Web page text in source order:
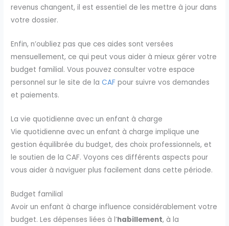
revenus changent, il est essentiel de les mettre à jour dans
votre dossier.
Enfin, n’oubliez pas que ces aides sont versées
mensuellement, ce qui peut vous aider à mieux gérer votre
budget familial. Vous pouvez consulter votre espace
personnel sur le site de laCAF pour suivre vos demandes
et paiements.
La vie quotidienne avec un enfant à charge
Vie quotidienne avec un enfant à charge implique une
gestion équilibrée du budget, des choix professionnels, et
le soutien de la CAF. Voyons ces différents aspects pour
vous aider à naviguer plus facilement dans cette période.
Budget familial
Avoir un enfant à charge influence considérablement votre
budget. Les dépenses liées à l’habillement, à la